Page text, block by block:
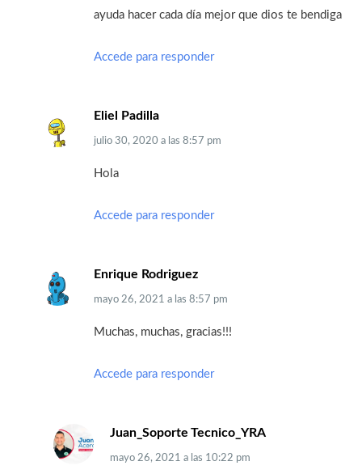
ayuda hacer cada día mejor que dios te bendiga
Accede para responder
Eliel Padilla
julio 30, 2020 a las 8:57 pm
Hola
Accede para responder
Enrique Rodriguez
mayo 26, 2021 a las 8:57 pm
Muchas, muchas, gracias!!!
Accede para responder
Juan_Soporte Tecnico_YRA
mayo 26, 2021 a las 10:22 pm